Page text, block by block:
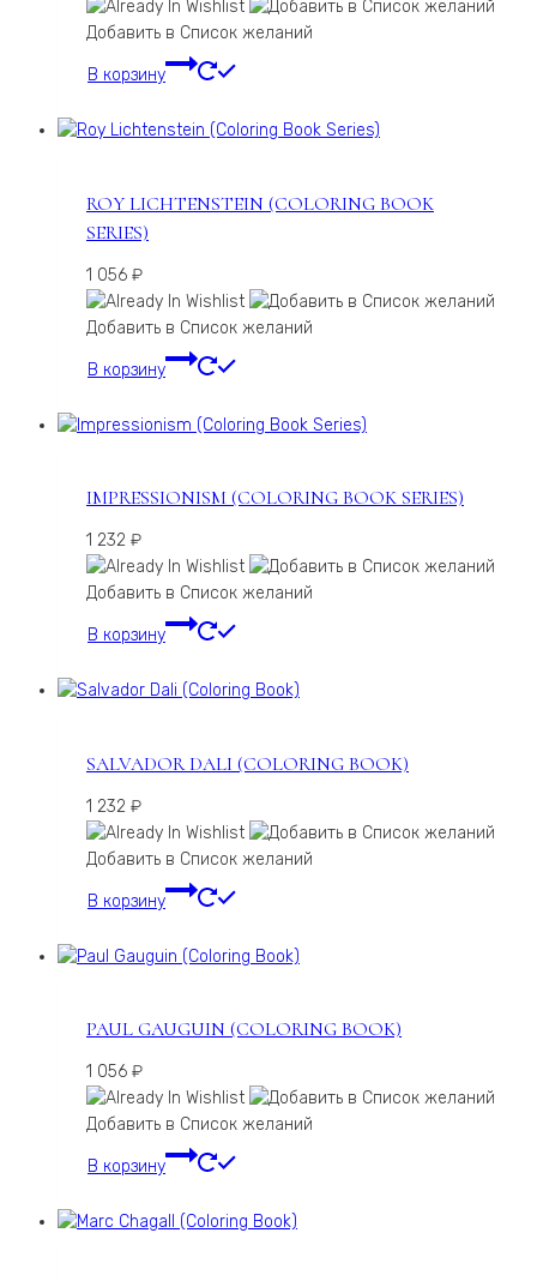
Добавить в Список желаний
В корзину
ROY LICHTENSTEIN (COLORING BOOK
SERIES)
1 056 ₽
Добавить в Список желаний
В корзину
IMPRESSIONISM (COLORING BOOK SERIES)
1 232 ₽
Добавить в Список желаний
В корзину
SALVADOR DALI (COLORING BOOK)
1 232 ₽
Добавить в Список желаний
В корзину
PAUL GAUGUIN (COLORING BOOK)
1 056 ₽
Добавить в Список желаний
В корзину